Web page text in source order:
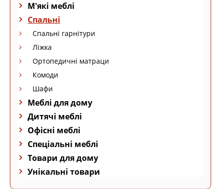
М'які меблі
Спальні
Спальні гарнітури
Ліжка
Ортопедичні матраци
Комоди
Шафи
Меблі для дому
Дитячі меблі
Офісні меблі
Спеціальні меблі
Товари для дому
Унікальні товари